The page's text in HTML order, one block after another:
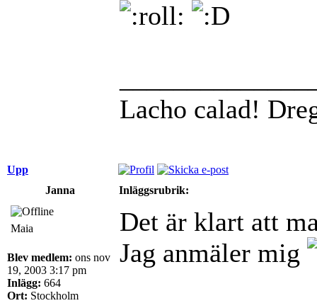
Lacho calad!
Upp
Janna
Inläggsrubrik:
Maia
Blev medlem: ons nov
19, 2003 3:17 pm
Inlägg: 664
Ort: Stockholm
Det är klart att
Jag anmäler mig